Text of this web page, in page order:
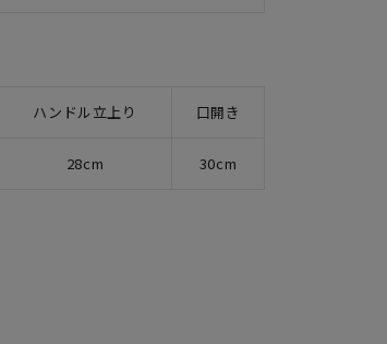
ハンドル立上り 口開き
28cm 30cm